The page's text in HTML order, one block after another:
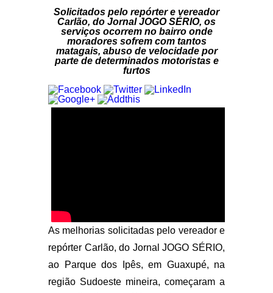
Solicitados pelo repórter e vereador
Carlão, do Jornal JOGO SÉRIO, os
serviços ocorrem no bairro onde
moradores sofrem com tantos
matagais, abuso de velocidade por
parte de determinados motoristas e
furtos
As melhorias solicitadas pelo vereador e
repórter Carlão, do Jornal JOGO SÉRIO,
ao Parque dos Ipês, em Guaxupé, na
região Sudoeste mineira, começaram a